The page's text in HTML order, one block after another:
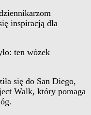
inspiracją dla
ten wózek
się do San Diego,
Walk, który pomaga